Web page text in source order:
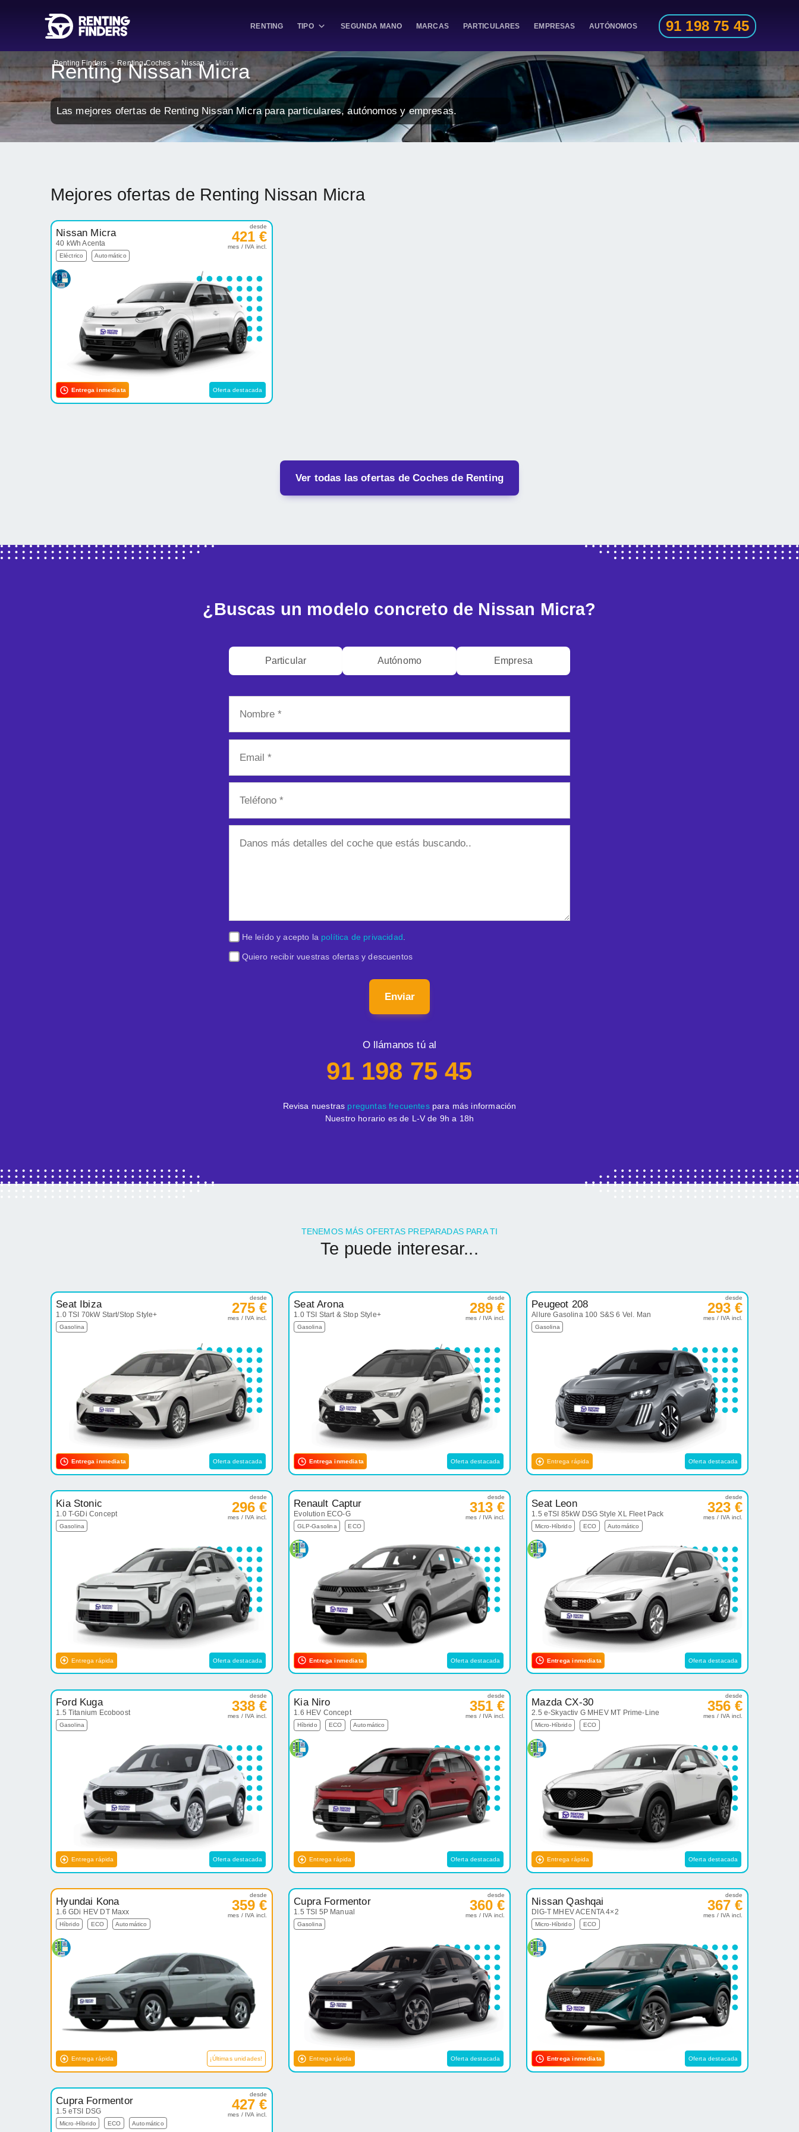
RENTING TIPO SEGUNDA MANO MARCAS PARTICULARES EMPRESAS AUTÓNOMOS 91 198 75 45
Renting Finders > Renting Coches > Nissan > Micra
Renting Nissan Micra
Las mejores ofertas de Renting Nissan Micra para particulares, autónomos y empresas.
Mejores ofertas de Renting Nissan Micra
Nissan Micra
40 kWh Acenta
Eléctrico Automático
desde
421 €
mes / IVA incl.
Entrega inmediata Oferta destacada
Ver todas las ofertas de Coches de Renting
¿Buscas un modelo concreto de Nissan Micra?
Particular Autónomo Empresa
He leído y acepto la política de privacidad
Quiero recibir vuestras ofertas y descuentos
Enviar
O llámanos tú al
91 198 75 45
Revisa nuestras preguntas frecuentespara más información
Nuestro horario es de L-V de 9h a 18h
TENEMOS MÁS OFERTAS PREPARADAS PARA TI
Te puede interesar...
Seat Ibiza
1.0 TSI 70kW Start/Stop Style+
Gasolina
desde
275 €
mes / IVA incl.
Entrega inmediata Oferta destacada
Seat Arona
1.0 TSI Start & Stop Style+
Gasolina
desde
289 €
mes / IVA incl.
Entrega inmediata Oferta destacada
Peugeot 208
Allure Gasolina 100 S&S 6 Vel. Man
Gasolina
desde
293 €
mes / IVA incl.
Entrega rápida Oferta destacada
Kia Stonic
1.0 T-GDi Concept
Gasolina
desde
296 €
mes / IVA incl.
Entrega rápida Oferta destacada
Renault Captur
Evolution ECO-G
GLP-Gasolina ECO
desde
313 €
mes / IVA incl.
Entrega inmediata Oferta destacada
Seat Leon
1.5 eTSI 85kW DSG Style XL Fleet Pack
Micro-Híbrido ECO Automático
desde
323 €
mes / IVA incl.
Entrega inmediata Oferta destacada
Ford Kuga
1.5 Titanium Ecoboost
Gasolina
desde
338 €
mes / IVA incl.
Entrega rápida Oferta destacada
Kia Niro
1.6 HEV Concept
Híbrido ECO Automático
desde
351 €
mes / IVA incl.
Entrega rápida Oferta destacada
Mazda CX-30
2.5 e-Skyactiv G MHEV MT Prime-Line
Micro-Híbrido ECO
desde
356 €
mes / IVA incl.
Entrega rápida Oferta destacada
Hyundai Kona
1.6 GDi HEV DT Maxx
Híbrido ECO Automático
desde
359 €
mes / IVA incl.
Entrega rápida ¡Últimas unidades!
Cupra Formentor
1.5 TSI 5P Manual
Gasolina
desde
360 €
mes / IVA incl.
Entrega rápida Oferta destacada
Nissan Qashqai
DIG-T MHEV ACENTA 4×2
Micro-Híbrido ECO
desde
367 €
mes / IVA incl.
Entrega inmediata Oferta destacada
Cupra Formentor
1.5 eTSI DSG
Micro-Híbrido ECO Automático
desde
427 €
mes / IVA incl.